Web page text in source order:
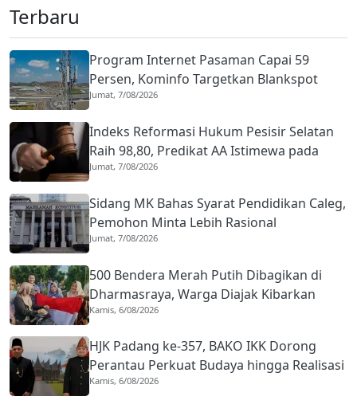
Terbaru
Program Internet Pasaman Capai 59
Persen, Kominfo Targetkan Blankspot
Tuntas Lima Tahun
Jumat, 7/08/2026
Indeks Reformasi Hukum Pesisir Selatan
Raih 98,80, Predikat AA Istimewa pada
2026
Jumat, 7/08/2026
Sidang MK Bahas Syarat Pendidikan Caleg,
Pemohon Minta Lebih Rasional
Jumat, 7/08/2026
500 Bendera Merah Putih Dibagikan di
Dharmasraya, Warga Diajak Kibarkan
hingga 31 Agustus 2026
Kamis, 6/08/2026
HJK Padang ke-357, BAKO IKK Dorong
Perantau Perkuat Budaya hingga Realisasi
Kota Gastronomi
Kamis, 6/08/2026